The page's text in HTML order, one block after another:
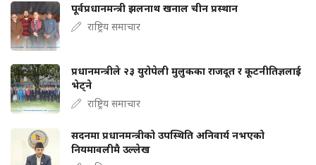
पूर्वप्रधानमन्त्री झलनाथ खनाल चीन प्रस्थान
राष्ट्रिय समाचार
प्रधानमन्त्रीले २३ युरोपेली मुलुकका राजदूत र कूटनीतिज्ञलाई
भेट्ने
राष्ट्रिय समाचार
सदनमा प्रधानमन्त्रीको उपस्थिति अनिवार्य नभएको
नियमावलीमै उल्लेख